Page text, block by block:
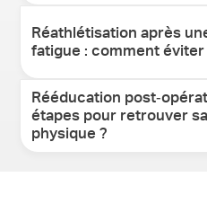
Réathlétisation après
fatigue : comment éviter
Rééducation
étapes pour retrouver
physique ?